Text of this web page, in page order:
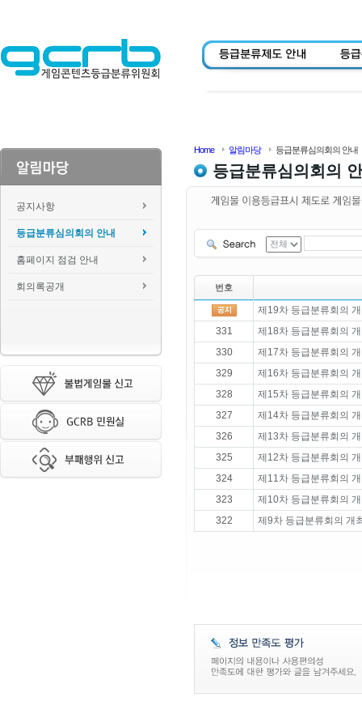
공지사항
등급분류심의회의 안내
홈페이지 점검 안내
회의록공개
Home 알림마당 등급분류심의회의 안내
등급분류심의회의
번호
제19차 등급분류회의
331
제18차 등급분류회의
330
제17차 등급분류회의
329
제16차 등급분류회의
328
제15차 등급분류회의
327
제14차 등급분류회의
326
제13차 등급분류회의
325
제12차 등급분류회의
324
제11차 등급분류회의
323
제10차 등급분류회의
322
제9차 등급분류회의 개